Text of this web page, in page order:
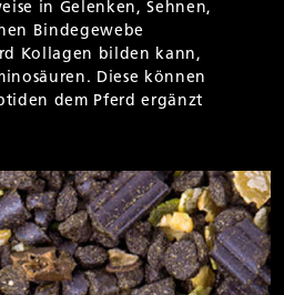
in Gelenken, Sehnen,
Bindegewebe
Kollagen bilden kann,
Diese können
dem Pferd ergänzt